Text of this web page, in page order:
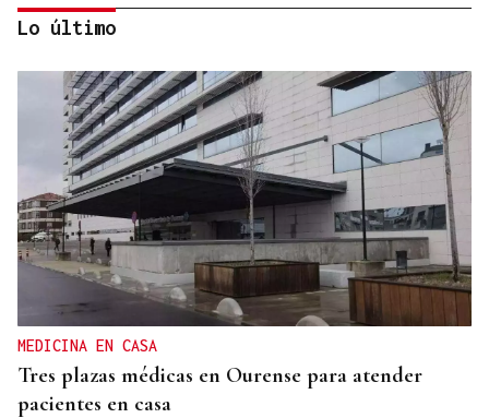
Pilar Cernuda
CRÓNICA PERSONAL
El empeño del rey con Ceuta
Lo último
MEDICINA EN CASA
Tres plazas médicas en Ourense para atender
pacientes en casa